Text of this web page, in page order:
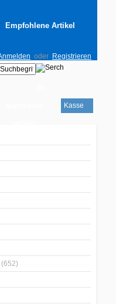
Empfohlene Artikel
oder Registrieren
Kasse
(652)